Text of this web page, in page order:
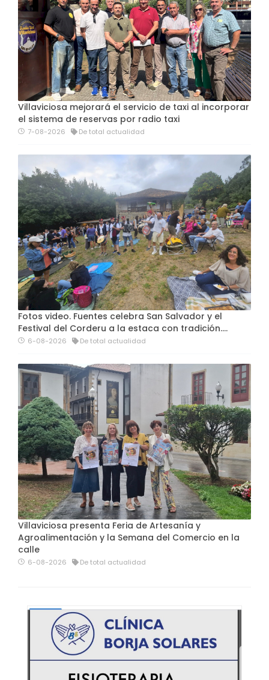
Villaviciosa mejorará el servicio de taxi al incorporar
el sistema de reservas por radio taxi
7-08-2026 De total actualidad
Fotos video. Fuentes celebra San Salvador y el
Festival del Corderu a la estaca con tradición....
6-08-2026 De total actualidad
Villaviciosa presenta Feria de Artesanía y
Agroalimentación y la Semana del Comercio en la
calle
6-08-2026 De total actualidad